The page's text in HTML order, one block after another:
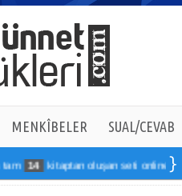
MENKÎBELER SUAL/CEVAB
14 kitaptan oluşan seti online sipariş